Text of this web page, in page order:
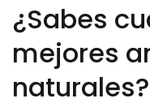
¿Sabes
mejores
naturales?